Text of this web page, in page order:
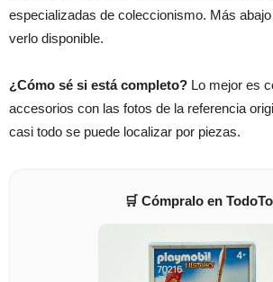
especializadas de coleccionismo. Más
verlo disponible.
¿Cómo sé si está completo? Lo mejor es
accesorios con las fotos de la referencia
casi todo se puede localizar por piezas.
🛒 Cómpralo en